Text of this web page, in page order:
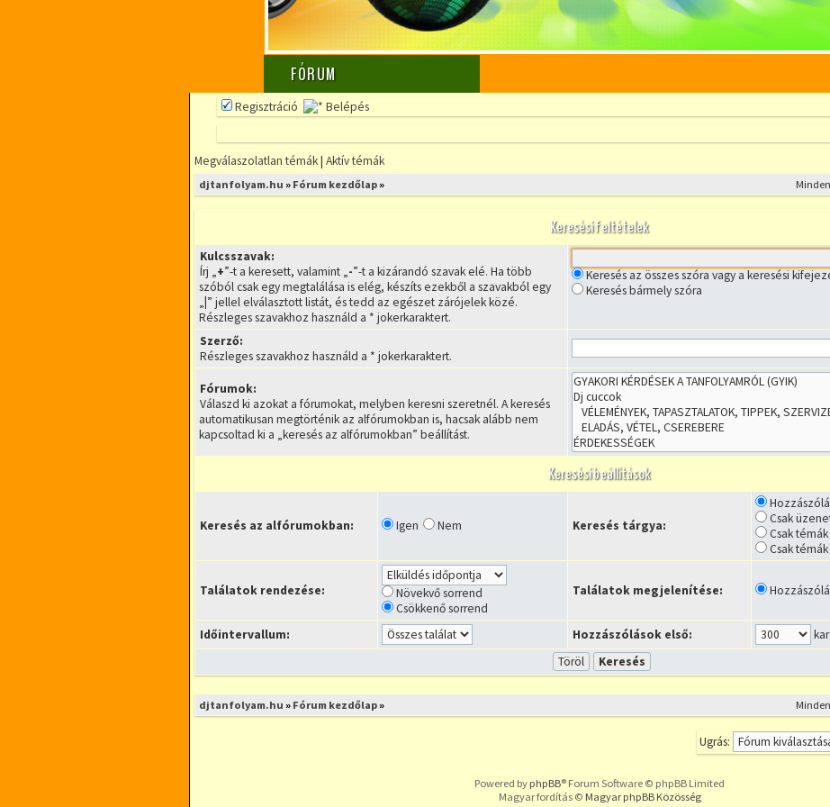
FÓRUM
Regisztráció Belépés
Megválaszolatlan témák| Aktív témák
djtanfolyam.hu » Fórum kezdőlap»
Keresési feltételek
Kulcsszavak:
Írj „+”-t a keresett, valamint „-”-t a kizárandó szavak elé. Ha több
szóból csak egy megtalálása is elég, készíts ezekből a szavakból egy
„ ” jellel elválasztott listát, és tedd az egészet zárójelek közé.
Részleges szavakhoz használd a * jokerkaraktert.
Keresés az összes szóra vagy a keresési
Keresés bármely szóra
Szerző:
Részleges szavakhoz használd a * jokerkaraktert.
Fórumok:
Válaszd ki azokat a fórumokat, melyben keresni szeretnél. A keresés
automatikusan megtörténik az alfórumokban is, hacsak alább nem
kapcsoltad ki a „keresés az alfórumokban” beállítást.
Keresési beállítások
Keresés az alfórumokban: Igen Nem Keresés tárgya:
Csak
Csak
Csak
Találatok rendezése:
Növekvő sorrend
Csökkenő sorrend
Találatok megjelenítése:
Időintervallum: Hozzászólások első:
djtanfolyam.hu » Fórum kezdőlap»
Ugrás:
Powered by phpBB® Forum Software © phpBB Limited
Magyar fordítás © Magyar phpBB Közösség